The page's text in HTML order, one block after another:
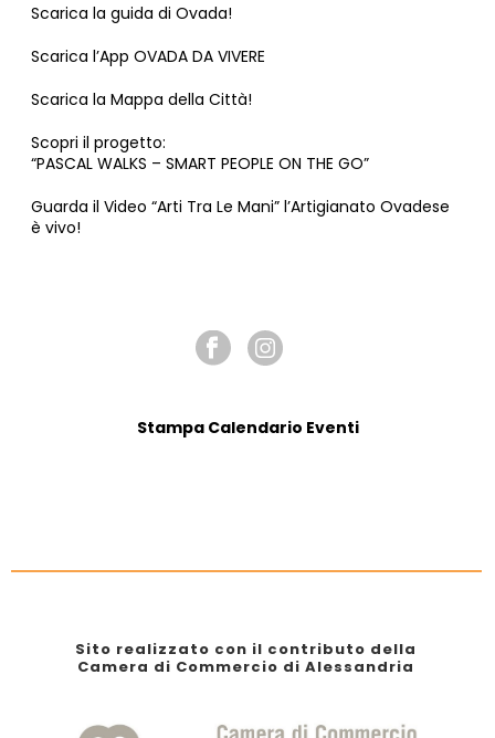
Scarica la guida di Ovada!
Scarica l’App OVADA DA VIVERE
Scarica la Mappa della Città!
Scopri il progetto:
“PASCAL WALKS – SMART PEOPLE ON THE GO”
Guarda il Video “Arti Tra Le Mani” l’Artigianato Ovadese
è vivo!
Stampa Calendario Eventi
Sito realizzato con il contributo della
Camera di Commercio di Alessandria